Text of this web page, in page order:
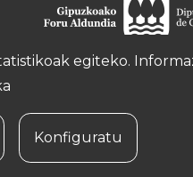
egiteko.
Konfiguratu